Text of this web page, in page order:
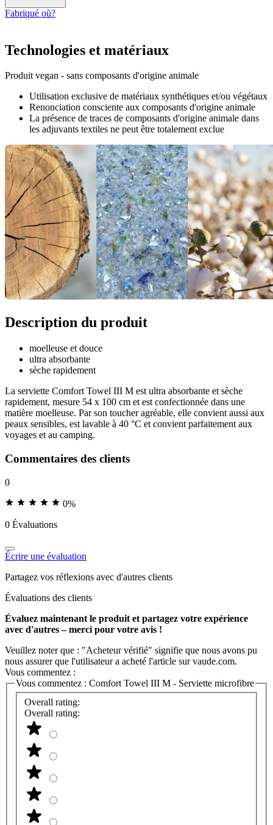
Fabriqué où?
Technologies et matériaux
Produit vegan - sans composants d'origine animale
Utilisation exclusive de matériaux synthétiques et/ou végétaux
Renonciation consciente aux composants d'origine animale
La présence de traces de composants d'origine animale dans
les adjuvants textiles ne peut être totalement exclue
Description du produit
moelleuse et douce
ultra absorbante
sèche rapidement
La serviette Comfort Towel III M est ultra absorbante et sèche
rapidement, mesure 54 x 100 cm et est confectionnée dans une
matière moelleuse. Par son toucher agréable, elle convient aussi aux
peaux sensibles, est lavable à 40 °C et convient parfaitement aux
voyages et au camping.
Commentaires des clients
0
0%
0 Évaluations
Écrire une évaluation
Partagez vos réflexions avec d'autres clients
Évaluations des clients
Évaluez maintenant le produit et partagez votre expérience
avec d'autres – merci pour votre avis !
Veuillez noter que : "Acheteur vérifié" signifie que nous avons pu
nous assurer que l'utilisateur a acheté l'article sur vaude.com.
Vous commentez :
Vous commentez : Comfort Towel III M - Serviette microfibre
Overall rating:
Overall rating: